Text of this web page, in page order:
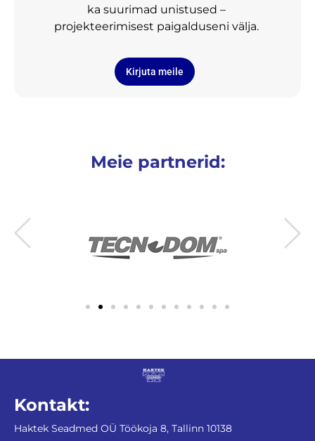
ka suurimad unistused –
projekteerimisest paigalduseni välja.
Kirjuta meile
Meie partnerid:
Kontakt:
Haktek Seadmed OÜ Töökoja 8, Tallinn 10138